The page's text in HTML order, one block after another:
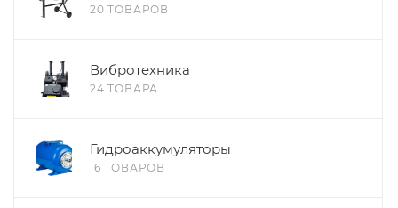
20 ТОВАРОВ
Вибротехника
24 ТОВАРА
Гидроаккумуляторы
16 ТОВАРОВ